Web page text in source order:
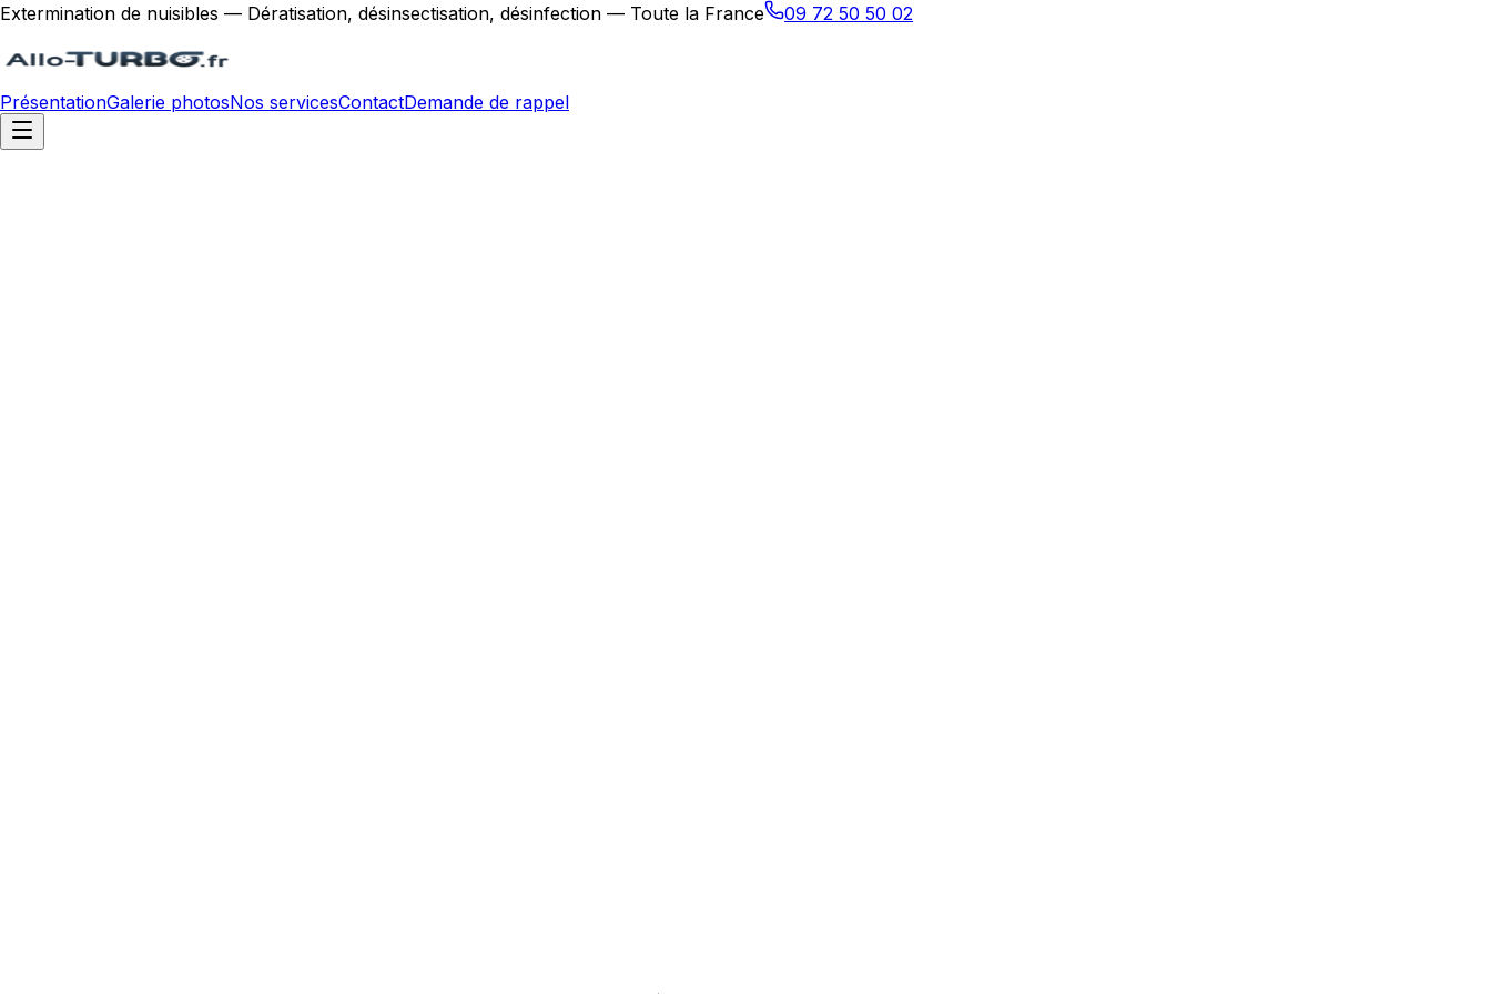
Extermination de nuisibles — Dératisation, désinsectisation, désinfection — Toute la France 09 72 50 50 02
PrésentationGalerie photosNos servicesContactDemande de rappel